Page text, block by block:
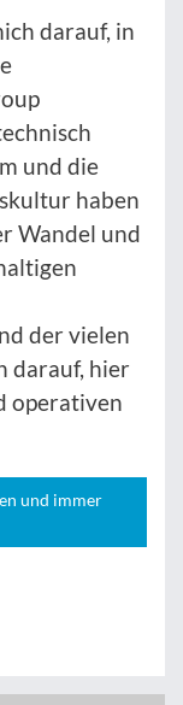
darauf, in
und die
haben
Wandel und
der vielen
darauf, hier
operativen
und immer